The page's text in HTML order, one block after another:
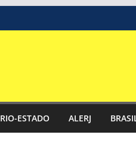
RIO-ESTADO ALERJ